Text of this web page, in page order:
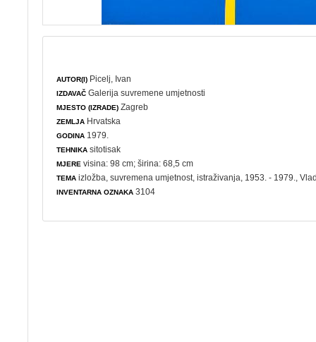
AUTOR(I) Picelj, Ivan
IZDAVAČ Galerija suvremene umjetnosti
MJESTO (IZRADE) Zagreb
ZEMLJA Hrvatska
GODINA 1979.
TEHNIKA sitotisak
MJERE visina: 98 cm; širina: 68,5 cm
TEMA izložba ,suvremena umjetnost ,istraživanja , 1953. - 1979.,
INVENTARNA OZNAKA 3104